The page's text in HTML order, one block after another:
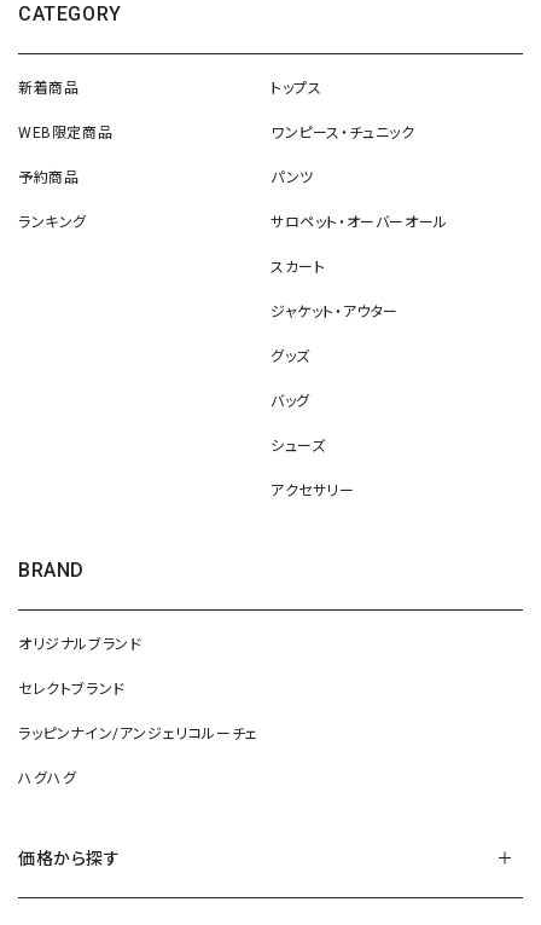
CATEGORY
新着商品
WEB限定商品
予約商品
ランキング
トップス
ワンピース・チュニック
パンツ
サロペット・オーバーオール
スカート
ジャケット・アウター
グッズ
バッグ
シューズ
アクセサリー
BRAND
オリジナルブランド
セレクトブランド
ラッピンナイン/アンジェリコルーチェ
ハグハグ
価格から探す